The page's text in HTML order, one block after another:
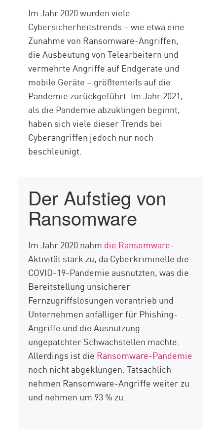
Im Jahr 2020 wurden viele
Cybersicherheitstrends – wie etwa eine
Zunahme von Ransomware-Angriffen,
die Ausbeutung von Telearbeitern und
vermehrte Angriffe auf Endgeräte und
mobile Geräte – größtenteils auf die
Pandemie zurückgeführt. Im Jahr 2021,
als die Pandemie abzuklingen beginnt,
haben sich viele dieser Trends bei
Cyberangriffen jedoch nur noch
beschleunigt.
Der Aufstieg von
Ransomware
Im Jahr 2020 nahm die Ransomware-
Aktivität stark zu, da Cyberkriminelle die
COVID-19-Pandemie ausnutzten, was die
Bereitstellung unsicherer
Fernzugriffslösungen vorantrieb und
Unternehmen anfälliger für Phishing-
Angriffe und die Ausnutzung
ungepatchter Schwachstellen machte.
Allerdings ist die Ransomware-Pandemie
noch nicht abgeklungen. Tatsächlich
nehmen Ransomware-Angriffe weiter zu
und nehmen um 93 % zu.